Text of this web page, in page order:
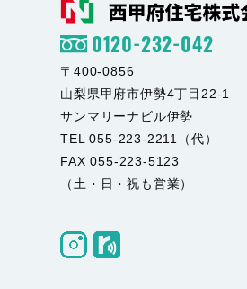
0120-232-042
〒400-0856
山梨県甲府市伊勢4丁目22-1
サンマリーナビル伊勢
TEL 055-223-2211（代）
FAX 055-223-5123
（土・日・祝も営業）